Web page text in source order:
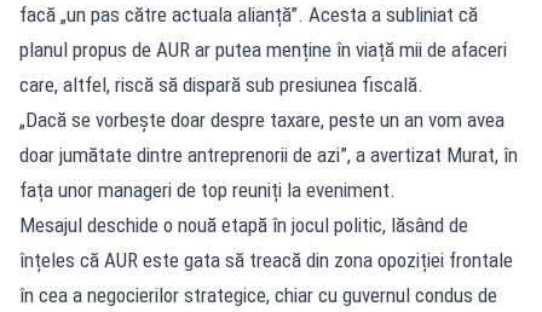
facă „un pas către actuala alianță”. Acesta a subliniat că
planul propus de AUR ar putea menține în viață mii de afaceri
care, altfel, riscă să dispară sub presiunea fiscală.
„Dacă se vorbește doar despre taxare, peste un an vom avea
doar jumătate dintre antreprenorii de azi”, a avertizat Murat, în
fața unor manageri de top reuniți la eveniment.
Mesajul deschide o nouă etapă în jocul politic, lăsând de
înțeles că AUR este gata să treacă din zona opoziției frontale
în cea a negocierilor strategice, chiar cu guvernul condus de